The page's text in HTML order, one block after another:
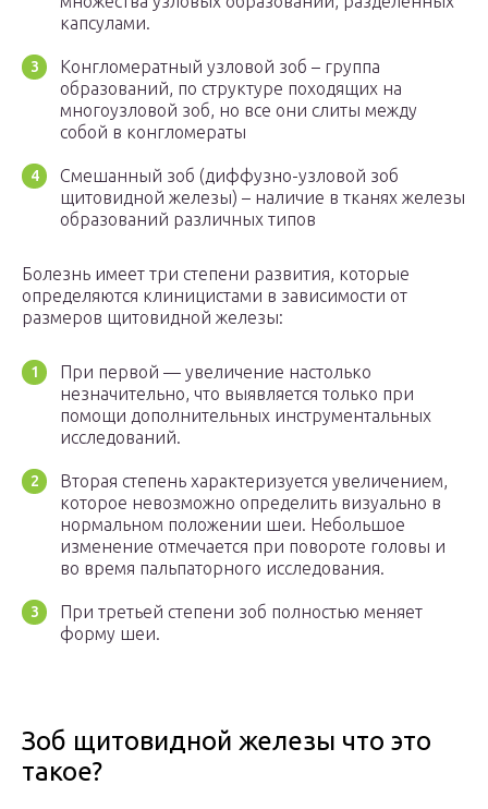
капсулами.
Конгломератный узловой зоб – группа
образований, по структуре походящих на
многоузловой зоб, но все они слиты между
собой в конгломераты
Смешанный зоб (диффузно-узловой зоб
щитовидной железы) – наличие в тканях железы
образований различных типов
Болезнь имеет три степени развития, которые
определяются клиницистами в зависимости от
размеров щитовидной железы:
При первой — увеличение настолько
незначительно, что выявляется только при
помощи дополнительных инструментальных
исследований.
Вторая степень характеризуется увеличением,
которое невозможно определить визуально в
нормальном положении шеи. Небольшое
изменение отмечается при повороте головы и
во время пальпаторного исследования.
При третьей степени зоб полностью меняет
форму шеи.
Зоб щитовидной железы что это
такое?